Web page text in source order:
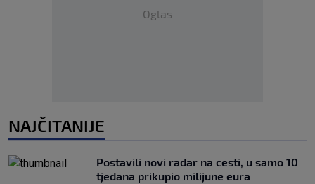
Oglas
NAJČITANIJE
Postavili novi radar na cesti, u samo 10
tjedana prikupio milijune eura